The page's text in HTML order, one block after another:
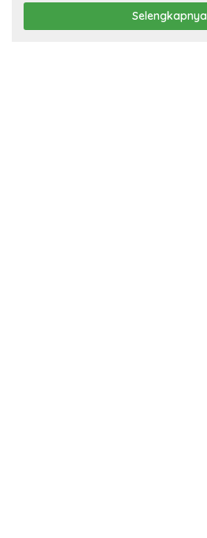
Selengkapnya